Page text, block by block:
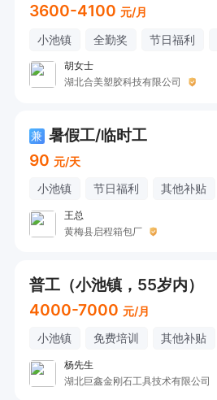
3600-4100 元/月
小池镇 全勤奖 节日福利
胡女士
湖北合美塑胶科技有限公司
兼 暑假工/临时工
90 元/天
小池镇 节日福利 其他补贴
王总
黄梅县启程箱包厂
普工（小池镇，55岁内）
4000-7000 元/月
小池镇 免费培训 其他补贴
杨先生
湖北巨鑫金刚石工具技术有限公司